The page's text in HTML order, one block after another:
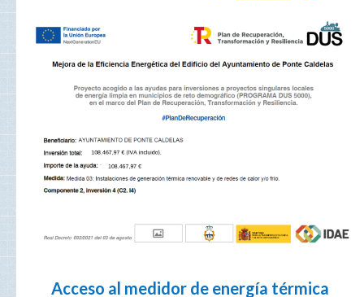
Acceso al medidor de energía térmica